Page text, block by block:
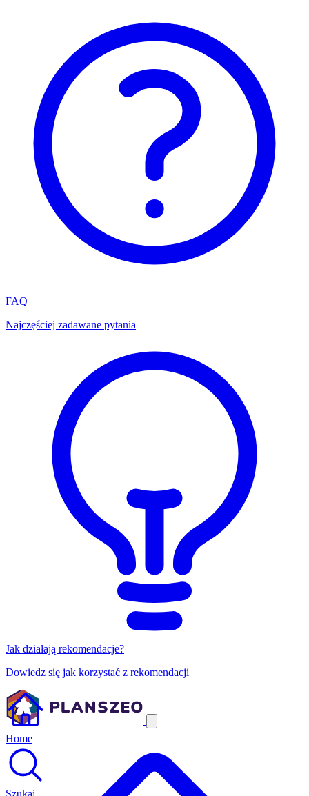
FAQ
Najczęściej zadawane pytania
Jak działają rekomendacje?
Dowiedz się jak korzystać z rekomendacji
Home
Szukaj